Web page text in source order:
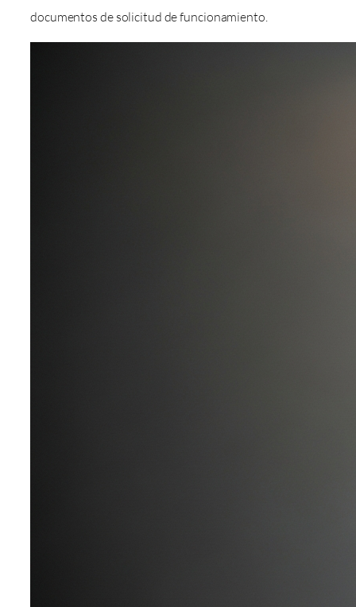
documentos de solicitud de funcionamiento.